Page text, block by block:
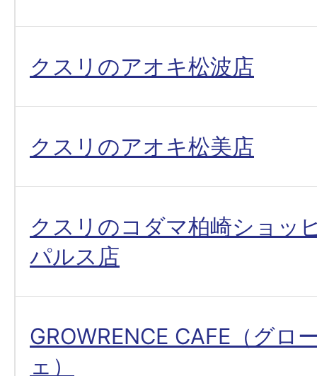
クスリのアオキ松波店
クスリのアオキ松美店
クスリのコダマ柏崎ショッ
パルス店
GROWRENCE CAFE（グロ
ェ）